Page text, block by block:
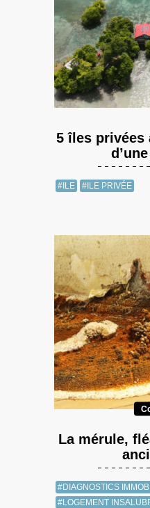
5 îles privées
#ILE #ILE PRIVÉE
La mérule,
#DIAGNOSTICS
#LOGEMENT